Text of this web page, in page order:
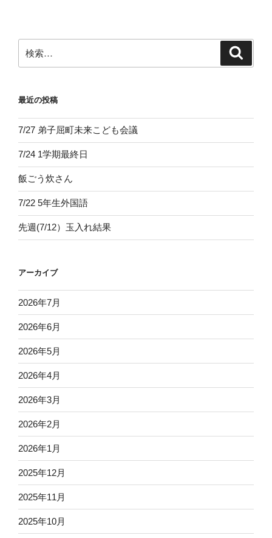
ン
索:
最近の投稿
7/27 弟子屈町未来こども会議
7/24 1学期最終日
飯ごう炊さん
7/22 5年生外国語
先週(7/12）玉入れ結果
アーカイブ
2026年7月
2026年6月
2026年5月
2026年4月
2026年3月
2026年2月
2026年1月
2025年12月
2025年11月
2025年10月